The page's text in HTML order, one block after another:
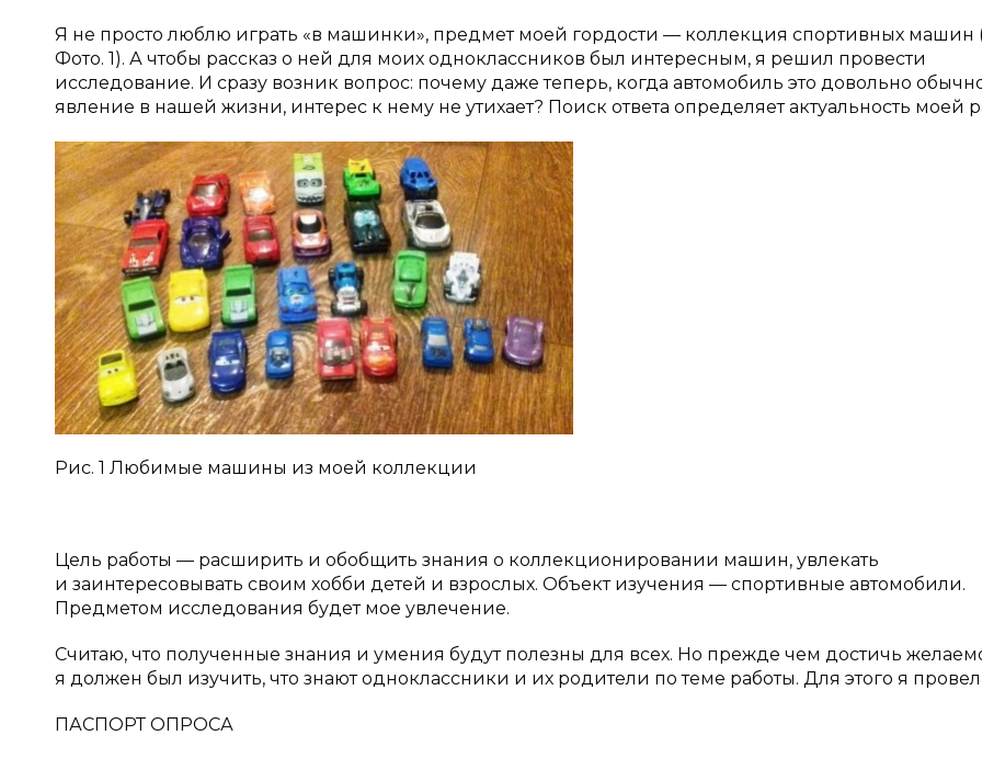
Я не просто люблю играть «в машинки», предмет моей гордости — коллекция спортивных машин
Фото. 1). А чтобы рассказ о ней для моих одноклассников был интересным, я решил провести
исследование. И сразу возник вопрос: почему даже теперь, когда автомобиль это довольно
явление в нашей жизни, интерес к нему не утихает? Поиск ответа определяет актуальность моей
Рис. 1 Любимые машины из моей коллекции
Цель работы — расширить и обобщить знания о коллекционировании машин, увлекать
и заинтересовывать своим хобби детей и взрослых. Объект изучения — спортивные автомобили.
Предметом исследования будет мое увлечение.
Считаю, что полученные знания и умения будут полезны для всех. Но прежде чем достичь
я должен был изучить, что знают одноклассники и их родители по теме работы. Для этого я
ПАСПОРТ ОПРОСА